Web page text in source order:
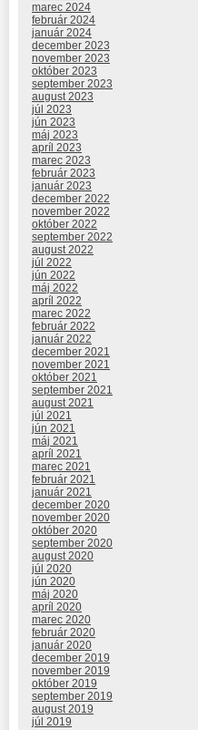
marec 2024
február 2024
január 2024
december 2023
november 2023
október 2023
september 2023
august 2023
júl 2023
jún 2023
máj 2023
apríl 2023
marec 2023
február 2023
január 2023
december 2022
november 2022
október 2022
september 2022
august 2022
júl 2022
jún 2022
máj 2022
apríl 2022
marec 2022
február 2022
január 2022
december 2021
november 2021
október 2021
september 2021
august 2021
júl 2021
jún 2021
máj 2021
apríl 2021
marec 2021
február 2021
január 2021
december 2020
november 2020
október 2020
september 2020
august 2020
júl 2020
jún 2020
máj 2020
apríl 2020
marec 2020
február 2020
január 2020
december 2019
november 2019
október 2019
september 2019
august 2019
júl 2019